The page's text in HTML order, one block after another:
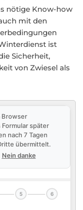
nötige Know-how
mit den
ist
Sicherheit,
von Zwiesel als
Browser
später
nach 7 Tagen
übermittelt.
Nein danke
5 6